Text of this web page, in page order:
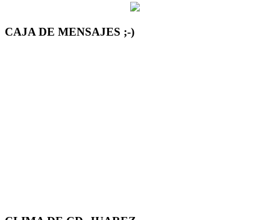
CAJA DE MENSAJES ;-)